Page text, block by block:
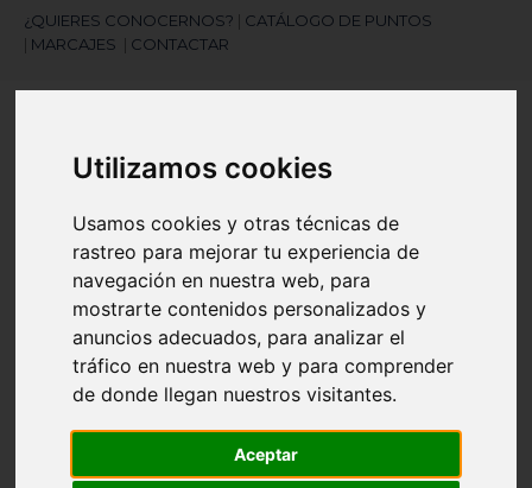
Utilizamos cookies
Usamos cookies y otras técnicas de
rastreo para mejorar tu experiencia de
navegación en nuestra web, para
mostrarte contenidos personalizados y
anuncios adecuados, para analizar el
tráfico en nuestra web y para comprender
de donde llegan nuestros visitantes.
Aceptar
¿QUIERES CONOCERNOS?
CATÁLOGO DE PUNTOS
MARCAJES CONTACTAR
¿Necesitas ayuda?
945 121 003
Navegación
palanca
search